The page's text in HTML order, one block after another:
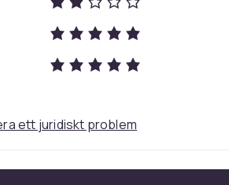
smartphones,
ett juridiskt problem